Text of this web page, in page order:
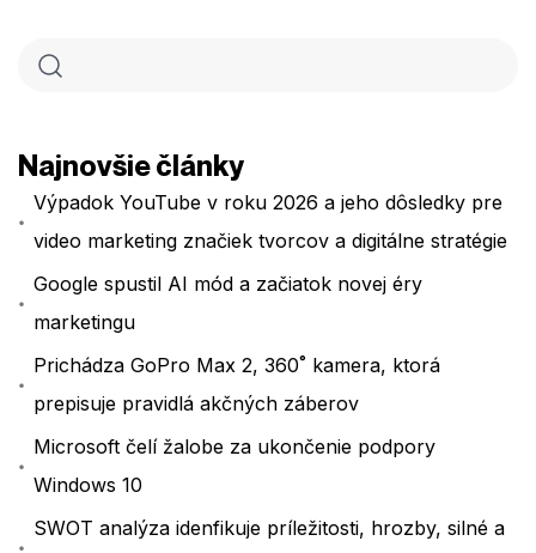
Najnovšie články
Výpadok YouTube v roku 2026 a jeho dôsledky pre
video marketing značiek tvorcov a digitálne stratégie
Google spustil AI mód a začiatok novej éry
marketingu
Prichádza GoPro Max 2, 360˚ kamera, ktorá
prepisuje pravidlá akčných záberov
Microsoft čelí žalobe za ukončenie podpory
Windows 10
SWOT analýza idenfikuje príležitosti, hrozby, silné a